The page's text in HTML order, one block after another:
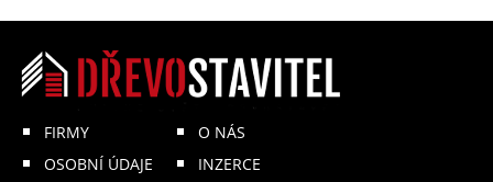
FIRMY
OSOBNÍ ÚDAJE
O NÁS
INZERCE